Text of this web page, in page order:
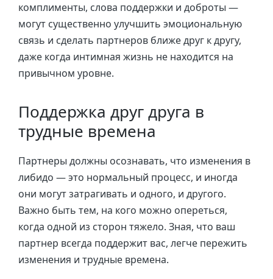
комплименты, слова поддержки и доброты —
могут существенно улучшить эмоциональную
связь и сделать партнеров ближе друг к другу,
даже когда интимная жизнь не находится на
привычном уровне.
Поддержка друг друга в
трудные времена
Партнеры должны осознавать, что изменения в
либидо — это нормальный процесс, и иногда
они могут затрагивать и одного, и другого.
Важно быть тем, на кого можно опереться,
когда одной из сторон тяжело. Зная, что ваш
партнер всегда поддержит вас, легче пережить
изменения и трудные времена.